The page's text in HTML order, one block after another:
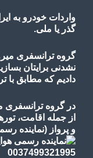
واردات خودرو به
گذر یا ملی.
گروه ترانسفری
نشدنی برایتان
دادیم که مطابق با
در گروه ترانسفری
از جمله اقامت،
و پرواز (نماینده